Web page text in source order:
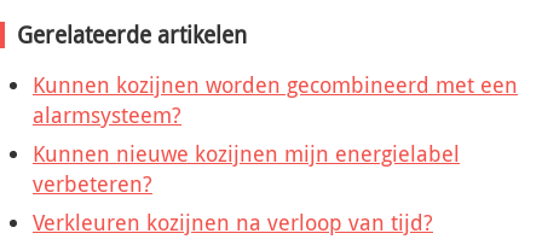
Gerelateerde artikelen
Kunnen kozijnen worden gecombineerd met een
alarmsysteem?
Kunnen nieuwe kozijnen mijn energielabel
verbeteren?
Verkleuren kozijnen na verloop van tijd?